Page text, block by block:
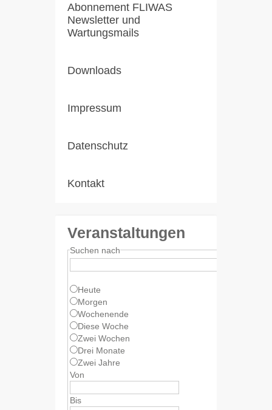
Abonnement FLIWAS
Newsletter und
Wartungsmails
Downloads
Impressum
Datenschutz
Kontakt
Veranstaltungen
Suchen nach
Heute
Morgen
Wochenende
Diese Woche
Zwei Wochen
Drei Monate
Zwei Jahre
Von
Bis